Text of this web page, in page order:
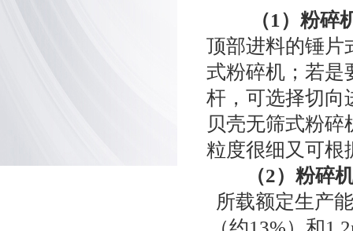
（1）粉碎机
顶部进料的锤片
式粉碎机；若是
杆，可选择切向
贝壳无筛式粉
粒度很细又可根
（2）粉碎机
所载额定生产